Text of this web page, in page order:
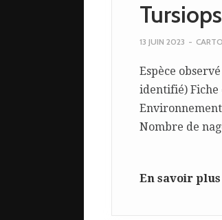
13 JUIN 2023 - CARTO
Espèce
identifié) Fiche
Environnement
Nombre de
En savoir